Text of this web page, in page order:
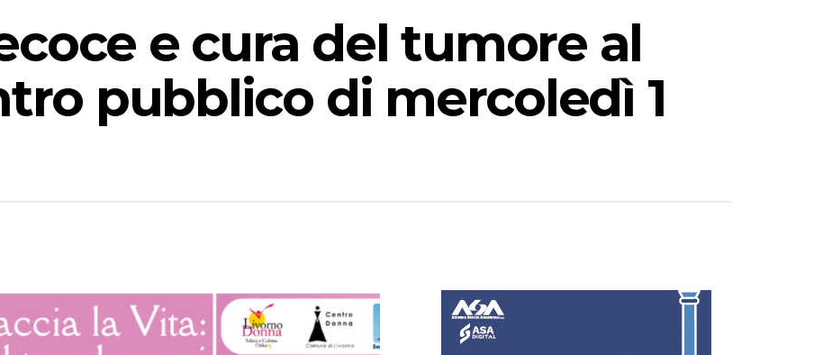
e cura del tumore al
pubblico di mercoledì 1